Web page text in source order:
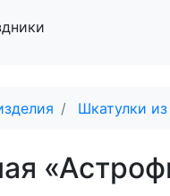
Шкатулки